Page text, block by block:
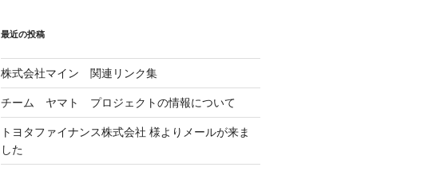
最近の投稿
株式会社マイン 関連リンク集
チーム ヤマト プロジェクトの情報について
トヨタファイナンス株式会社 様よりメールが来ま
した